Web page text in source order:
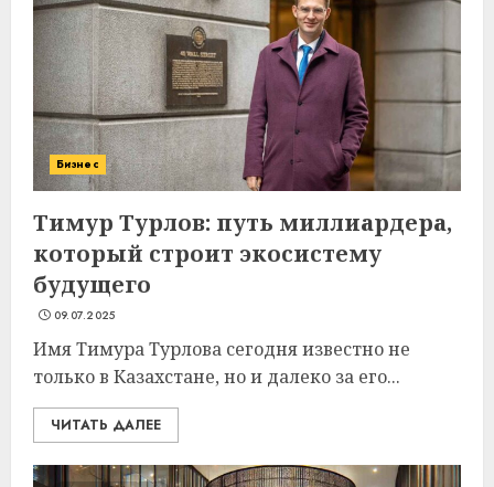
Бизнес
Тимур Турлов: путь миллиардера,
который строит экосистему
будущего
09.07.2025
Имя Тимура Турлова сегодня известно не
только в Казахстане, но и далеко за его...
ЧИТАТЬ ДАЛЕЕ